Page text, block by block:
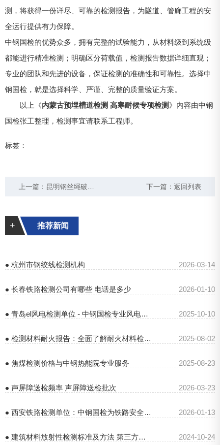
测，将获得一份详尽、可靠的检测报告，为隧道、管廊工程的安
全运行提供有力保障。
中钢国检的优势众多，拥有完整的试验能力，从材料级到系统级
都能进行精准检测；明确区分荷载值，检测报告数据详细直观；
专业的团队和先进的设备，保证检测的准确性和可靠性。选择中
钢国检，就是选择科学、严谨、完整的质量验证方案。
以上《内蒙古预埋槽道检测 高寒耐候专项检测 》内容由中钢
国检张工整理，检测事宜请联系工程师。
标签：
上一篇： 昆明钢丝绳破断检测机构 下一篇： 返回列表
+ 推荐新闻
● 杭州市钢绞线检测机构 2026-03-14
● 长春铁路检测公司有哪些 电话是多少 2026-01-10
● 青岛el风电检测单位 - 中钢国检专业风电检测服务 2025-10-10
● 检测材料耐火报告：全面了解耐火材料检测要点 2025-08-02
● 焦煤检测价格与中钢热能院专业服务 2025-08-23
● 声屏障送检频率 声屏障送检批次 2026-03-23
● 西安铁路检测单位：中钢国检为铁路安全保驾护航 2026-01-13
● 建筑材料放射性检测标准及方法 第三方检测报告 2024-10-24